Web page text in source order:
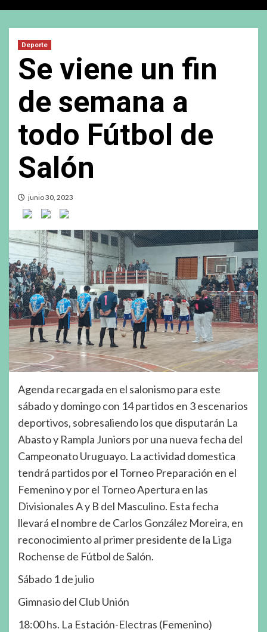
Deporte
Se viene un fin
de semana a
todo Fútbol de
Salón
junio 30, 2023
Agenda recargada en el salonismo para este
sábado y domingo con 14 partidos en 3 escenarios
deportivos, sobresaliendo los que disputarán La
Abasto y Rampla Juniors por una nueva fecha del
Campeonato Uruguayo. La actividad domestica
tendrá partidos por el Torneo Preparación en el
Femenino y por el Torneo Apertura en las
Divisionales A y B del Masculino. Esta fecha
llevará el nombre de Carlos González Moreira, en
reconocimiento al primer presidente de la Liga
Rochense de Fútbol de Salón.
Sábado 1 de julio
Gimnasio del Club Unión
18:00 hs. La Estación-Electras (Femenino)